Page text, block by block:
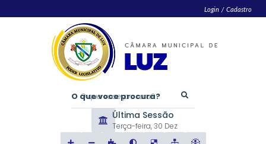
Login / Cadastro
O que voce procura?
Última Sessão
Terça-feira 30 Dez